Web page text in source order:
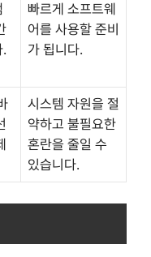
빠르게 소프트웨
어를 사용할 준비
가 됩니다.
시스템 자원을 절
약하고 불필요한
혼란을 줄일 수
있습니다.